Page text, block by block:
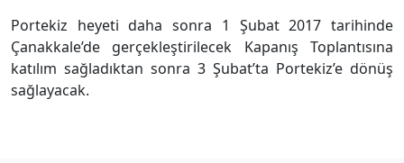
Portekiz heyeti daha sonra 1 Şubat 2017 tarihinde
Çanakkale’de gerçekleştirilecek Kapanış Toplantısına
katılım sağladıktan sonra 3 Şubat’ta Portekiz’e dönüş
sağlayacak.